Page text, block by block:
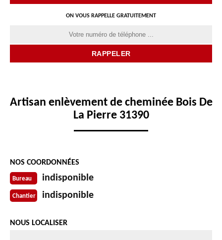
ON VOUS RAPPELLE GRATUITEMENT
Artisan enlèvement de cheminée Bois De
La Pierre 31390
NOS COORDONNÉES
Bureau indisponible
Chantier indisponible
NOUS LOCALISER